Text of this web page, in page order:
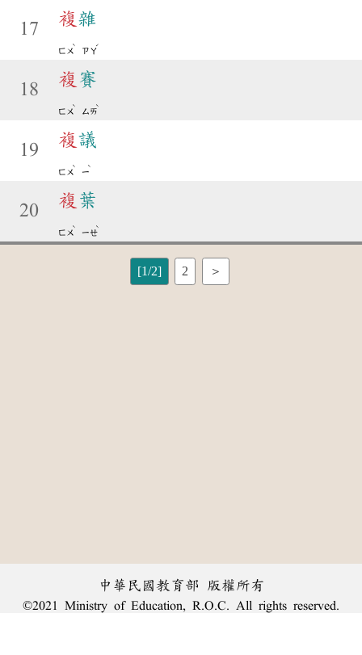
17
複 雜
ㄈㄨ
ˋ
ㄗㄚ
ˊ
18
複 賽
ㄈㄨ
ˋ
ㄙㄞ
ˋ
19
複 議
ㄈㄨ
ˋ
ㄧ
ˋ
20
複 葉
ㄈㄨ
ˋ
ㄧㄝ
ˋ
[1/2] 2 ＞
中華民國教育部 版權所有
©2021 Ministry of Education, R.O.C. All rights reserved.